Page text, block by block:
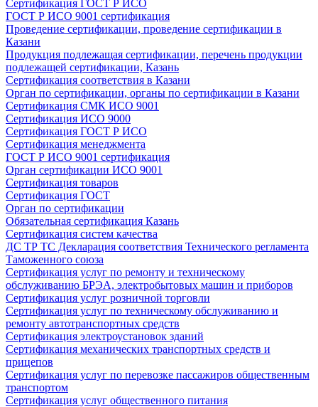
Сертификация ГОСТ Р ИСО
ГОСТ Р ИСО 9001 сертификация
Проведение сертификации, проведение сертификации в
Казани
Продукция подлежащая сертификации, перечень продукции
подлежащей сертификации, Казань
Сертификация соответствия в Казани
Орган по сертификации, органы по сертификации в Казани
Сертификация СМК ИСО 9001
Сертификация ИСО 9000
Сертификация ГОСТ Р ИСО
Сертификация менеджмента
ГОСТ Р ИСО 9001 сертификация
Орган сертификации ИСО 9001
Сертификация товаров
Сертификация ГОСТ
Орган по сертификации
Обязательная сертификация Казань
Сертификация систем качества
ДС ТР ТС Декларация соответствия Технического регламента
Таможенного союза
Сертификация услуг по ремонту и техническому
обслуживанию БРЭА, электробытовых машин и приборов
Сертификация услуг розничной торговли
Сертификация услуг по техническому обслуживанию и
ремонту автотранспортных средств
Сертификация электроустановок зданий
Сертификация механических транспортных средств и
прицепов
Сертификация услуг по перевозке пассажиров общественным
транспортом
Сертификация услуг общественного питания